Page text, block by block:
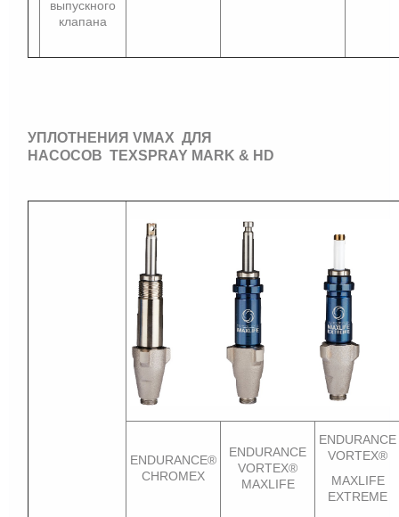
выпускного
клапана
УПЛОТНЕНИЯ VMAX ДЛЯ
НАСОСОВ TEXSPRAY MARK & HD
ENDURANCE®
CHROMEX
ENDURANCE
VORTEX®
MAXLIFE
ENDURANCE
VORTEX®
MAXLIFE
EXTREME